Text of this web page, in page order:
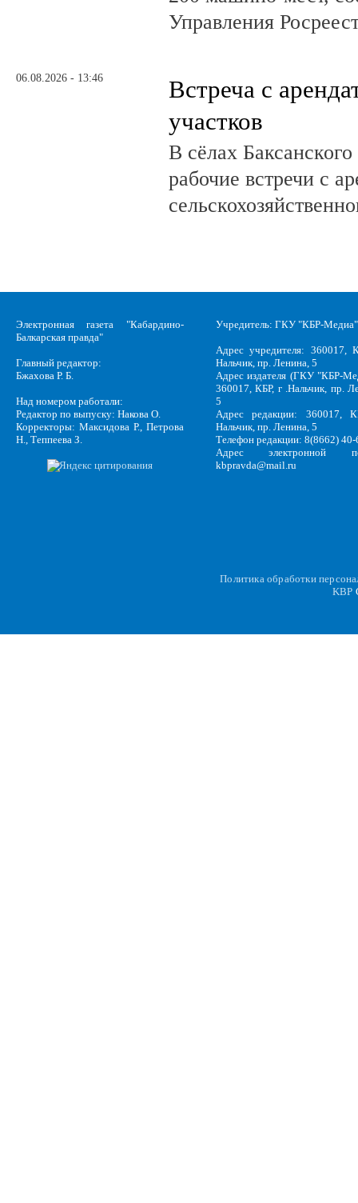
Управления
06.08.2026 - 13:46
Встреча с
участков
В сёлах
рабочие встречи с
Электронная газета "Кабардино-
Балкарская правда"
Главный редактор:
Бжахова Р. Б.
Над номером работали:
Редактор по выпуску: Накова О.
Корректоры: Максидова Р., Петрова
Н., Теппеева З.
Учредитель: ГКУ "КБР-Медиа"
Адрес учредителя: 360017,
Нальчик, пр. Ленина, 5
Адрес издателя (ГКУ "КБР-
360017, КБР, г .Нальчик, пр.
5
Адрес редакции: 360017,
Нальчик, пр. Ленина, 5
Телефон редакции: 8(8662)
Адрес электронной
kbpravda@mail.ru
Политика обработки
KBP